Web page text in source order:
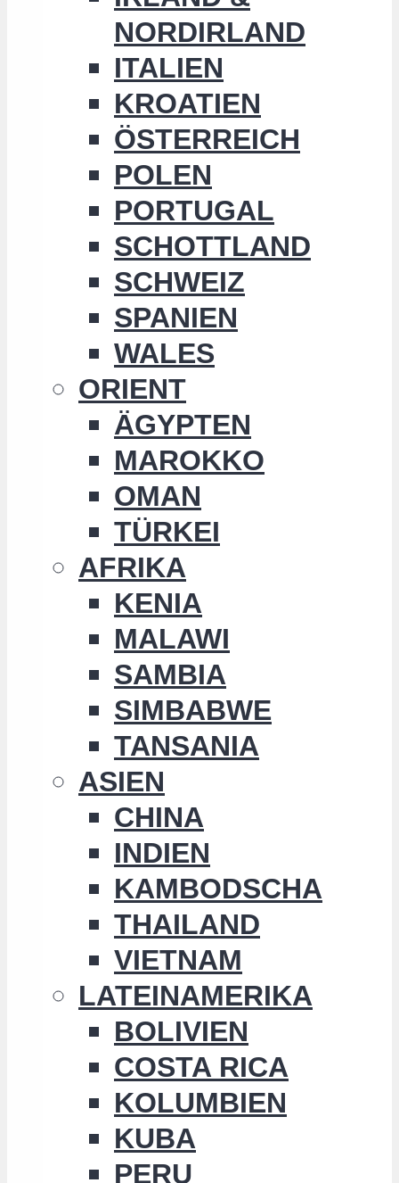
NORDIRLAND
ITALIEN
KROATIEN
ÖSTERREICH
POLEN
PORTUGAL
SCHOTTLAND
SCHWEIZ
SPANIEN
WALES
ORIENT
ÄGYPTEN
MAROKKO
OMAN
TÜRKEI
AFRIKA
KENIA
MALAWI
SAMBIA
SIMBABWE
TANSANIA
ASIEN
CHINA
INDIEN
KAMBODSCHA
THAILAND
VIETNAM
LATEINAMERIKA
BOLIVIEN
COSTA RICA
KOLUMBIEN
KUBA
PERU